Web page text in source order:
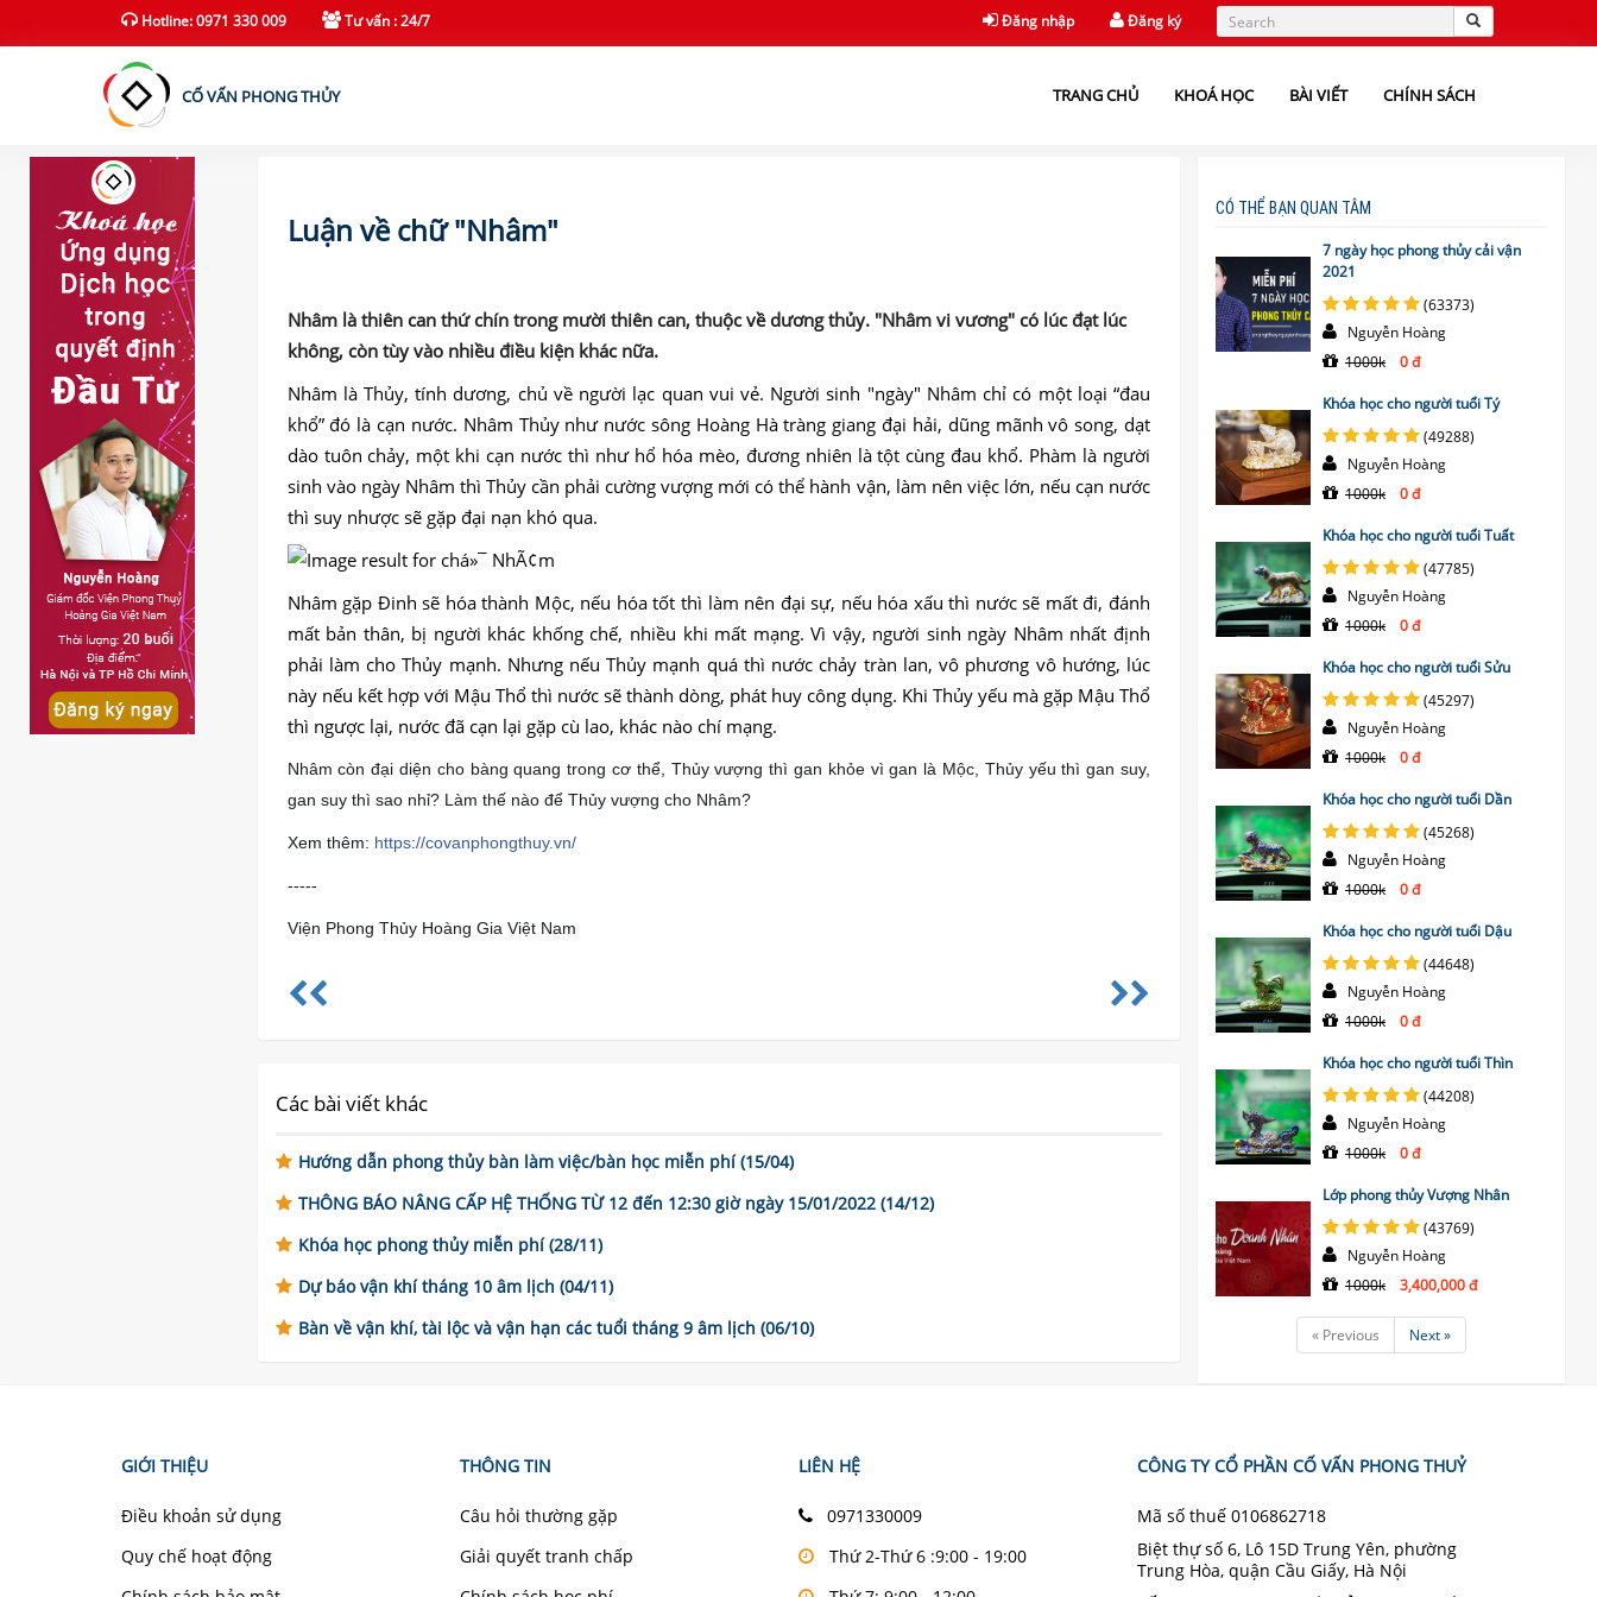
Hotline: 0971 330 009(current)Tư vấn : 24/7 Đăng nhập Đăng ký
CỐ VẤN PHONG THỦY TRANG CHỦ KHOÁ HỌC BÀI VIẾT CHÍNH SÁCH
Luận về chữ "Nhâm"
Nhâm là thiên can thứ chín trong mười thiên can, thuộc về dương thủy. "Nhâm vi vương" có lúc đạt lúc
không, còn tùy vào nhiều điều kiện khác nữa.
Nhâm là Thủy, tính dương, chủ về người lạc quan vui vẻ. Người sinh "ngày" Nhâm chỉ có một loại “đau
khổ” đó là cạn nước. Nhâm Thủy như nước sông Hoàng Hà tràng giang đại hải, dũng mãnh vô song, dạt
dào tuôn chảy, một khi cạn nước thì như hổ hóa mèo, đương nhiên là tột cùng đau khổ. Phàm là người
sinh vào ngày Nhâm thì Thủy cần phải cường vượng mới có thể hành vận, làm nên việc lớn, nếu cạn nước
thì suy nhược sẽ gặp đại nạn khó qua.
Nhâm gặp Đinh sẽ hóa thành Mộc, nếu hóa tốt thì làm nên đại sự, nếu hóa xấu thì nước sẽ mất đi, đánh
mất bản thân, bị người khác khống chế, nhiều khi mất mạng. Vì vậy, người sinh ngày Nhâm nhất định
phải làm cho Thủy mạnh. Nhưng nếu Thủy mạnh quá thì nước chảy tràn lan, vô phương vô hướng, lúc
này nếu kết hợp với Mậu Thổ thì nước sẽ thành dòng, phát huy công dụng. Khi Thủy yếu mà gặp Mậu Thổ
thì ngược lại, nước đã cạn lại gặp cù lao, khác nào chí mạng.
Nhâm còn đại diện cho bàng quang trong cơ thể, Thủy vượng thì gan khỏe vì gan là Mộc, Thủy yếu thì gan suy,
gan suy thì sao nhỉ? Làm thế nào để Thủy vượng cho Nhâm?
Xem thêm: https://covanphongthuy.vn/
-----
Viện Phong Thủy Hoàng Gia Việt Nam
Các bài viết khác
Hướng dẫn phong thủy bàn làm việc/bàn học miễn phí (15/04)
THÔNG BÁO NÂNG CẤP HỆ THỐNG TỪ 12 đến 12:30 giờ ngày 15/01/2022 (14/12)
Khóa học phong thủy miễn phí (28/11)
Dự báo vận khí tháng 10 âm lịch (04/11)
Bàn về vận khí, tài lộc và vận hạn các tuổi tháng 9 âm lịch (06/10)
CÓ THỂ BẠN QUAN TÂM
7 ngày học phong thủy cải vận
2021
(63373)
Nguyễn Hoàng
1000k
0 đ
Khóa học cho người tuổi Tý
(49288)
Nguyễn Hoàng
1000k
0 đ
Khóa học cho người tuổi Tuất
(47785)
Nguyễn Hoàng
1000k
0 đ
Khóa học cho người tuổi Sửu
(45297)
Nguyễn Hoàng
1000k
0 đ
Khóa học cho người tuổi Dần
(45268)
Nguyễn Hoàng
1000k
0 đ
Khóa học cho người tuổi Dậu
(44648)
Nguyễn Hoàng
1000k
0 đ
Khóa học cho người tuổi Thìn
(44208)
Nguyễn Hoàng
1000k
0 đ
Lớp phong thủy Vượng Nhân
(43769)
Nguyễn Hoàng
1000k
3,400,000 đ
« Previous Next »
GIỚI THIỆU
Điều khoản sử dụng
Quy chế hoạt động
THÔNG TIN
Câu hỏi thường gặp
Giải quyết tranh chấp
LIÊN HỆ
0971330009
Thứ 2-Thứ 6 :9:00 - 19:00
CÔNG TY CỔ PHẦN CỐ VẤN PHONG THUỶ
Mã số thuế 0106862718
Biệt thự số 6, Lô 15D Trung Yên, phường
Trung Hòa, quận Cầu Giấy, Hà Nội